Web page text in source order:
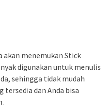
akan menemukan Stick
digunakan untuk menulis
sehingga tidak mudah
tersedia dan Anda bisa